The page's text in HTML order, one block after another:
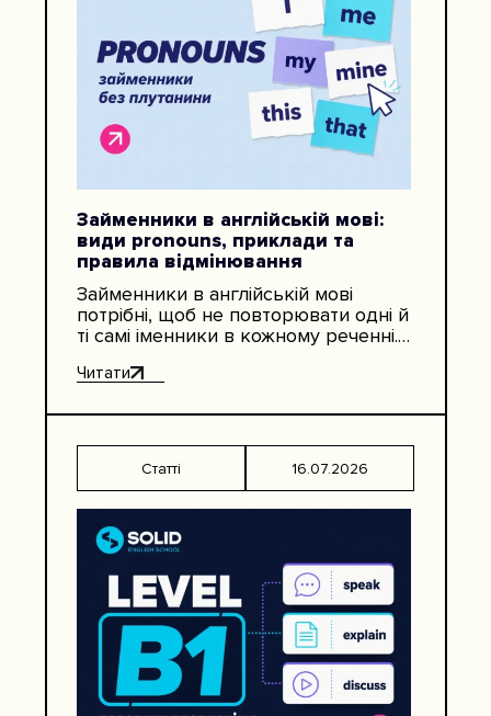
Займенники в англійській мові:
види pronouns, приклади та
правила відмінювання
Займенники в англійській мові
потрібні, щоб не повторювати одні й
ті самі іменники в кожному реченні.
her job.…
Читати
Статті 16.07.2026